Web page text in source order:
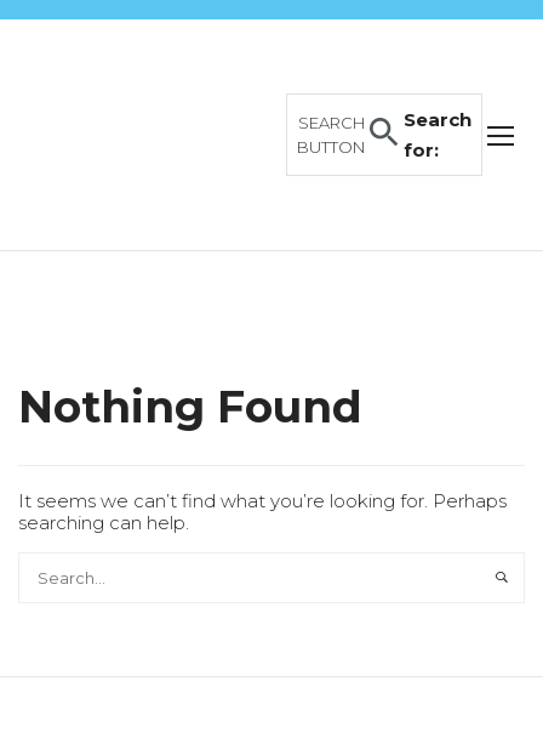
Search
for:
SEARCH
BUTTON
Nothing Found
It seems we can’t find what you’re looking for. Perhaps
searching can help.